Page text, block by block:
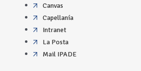
Canvas
Capellanía
Intranet
La Posta
Mail IPADE